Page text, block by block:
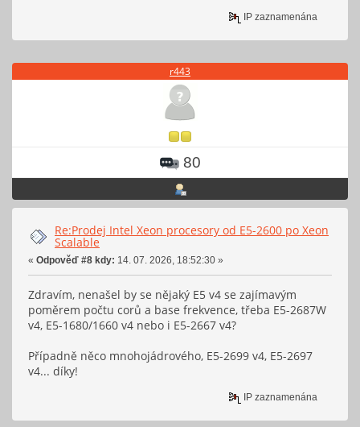
IP zaznamenána
r443
80
Re:Prodej Intel Xeon procesory od E5-2600 po Xeon
Scalable
« Odpověď #8 kdy: 14. 07. 2026, 18:52:30 »
Zdravím, nenašel by se nějaký E5 v4 se zajímavým
poměrem počtu corů a base frekvence, třeba E5-2687W
v4, E5-1680/1660 v4 nebo i E5-2667 v4?
Případně něco mnohojádrového, E5-2699 v4, E5-2697
v4... díky!
IP zaznamenána